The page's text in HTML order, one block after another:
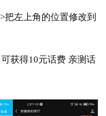
把左上角的位置修改到
获得10元话费 亲测话